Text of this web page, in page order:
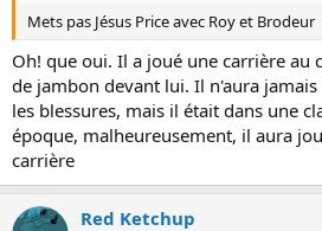
i
c
u
s
s
i
o
n
Mets pas Jésus Price avec Roy et Brodeur
Oh! que oui. Il a joué une carrière au
de jambon devant lui. Il n'aura
les blessures, mais il était dans une
époque, malheureusement, il aura
carrière
Red Ketchup